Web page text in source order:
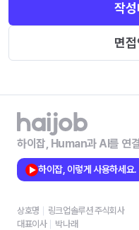
작
면
하이잡, Human과 AI를 연
하이잡, 이렇게 사용하세요.
상호명
링크업솔루션 주식회사
대표이사
박나래